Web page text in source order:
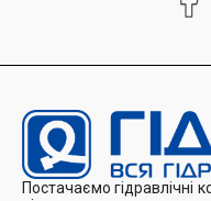
Постачаємо гідравлічні